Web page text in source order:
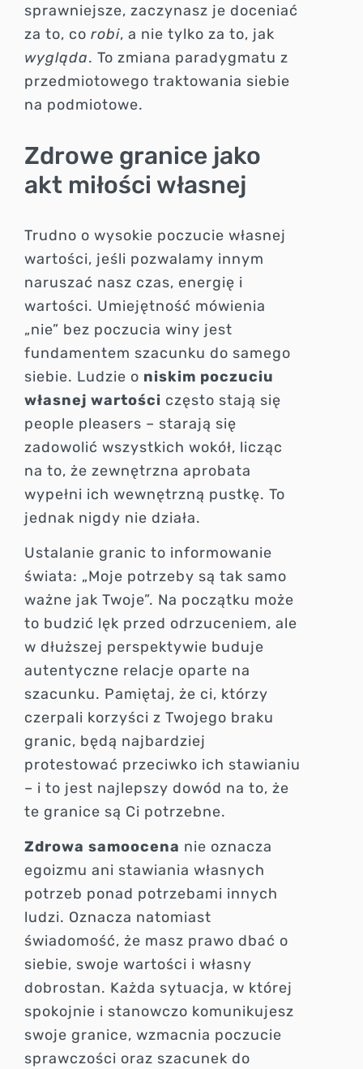
sprawniejsze, zaczynasz je doceniać
za to, co robi, a nie tylko za to, jak
wygląda. To zmiana paradygmatu z
przedmiotowego traktowania siebie
na podmiotowe.
Zdrowe granice jako
akt miłości własnej
Trudno o wysokie poczucie własnej
wartości, jeśli pozwalamy innym
naruszać nasz czas, energię i
wartości. Umiejętność mówienia
„nie” bez poczucia winy jest
fundamentem szacunku do samego
siebie. Ludzie o niskim poczuciu
własnej wartości często stają się
people pleasers – starają się
zadowolić wszystkich wokół, licząc
na to, że zewnętrzna aprobata
wypełni ich wewnętrzną pustkę. To
jednak nigdy nie działa.
Ustalanie granic to informowanie
świata: „Moje potrzeby są tak samo
ważne jak Twoje”. Na początku może
to budzić lęk przed odrzuceniem, ale
w dłuższej perspektywie buduje
autentyczne relacje oparte na
szacunku. Pamiętaj, że ci, którzy
czerpali korzyści z Twojego braku
granic, będą najbardziej
protestować przeciwko ich stawianiu
– i to jest najlepszy dowód na to, że
te granice są Ci potrzebne.
Zdrowa samoocena nie oznacza
egoizmu ani stawiania własnych
potrzeb ponad potrzebami innych
ludzi. Oznacza natomiast
świadomość, że masz prawo dbać o
siebie, swoje wartości i własny
dobrostan. Każda sytuacja, w której
spokojnie i stanowczo komunikujesz
swoje granice, wzmacnia poczucie
sprawczości oraz szacunek do